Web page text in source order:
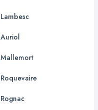
Lambesc
Auriol
Mallemort
Roquevaire
Rognac